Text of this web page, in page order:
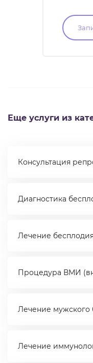
Еще услуги из
Консультация
Диагностика
Лечение бесплодия
Процедура ВМИ
Лечение мужского
Лечение